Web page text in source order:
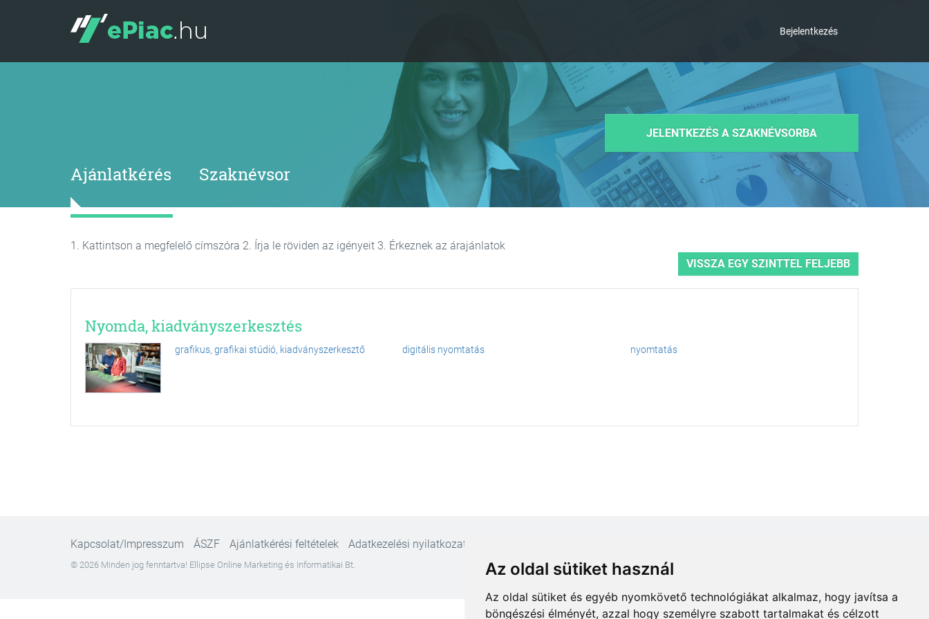
Az oldal sütiket használ
Az oldal sütiket és egyéb nyomkövető technológiákat alkalmaz, hogy javítsa a
böngészési élményét, azzal hogy személyre szabott tartalmakat és célzott
Bejelentkezés
Ajánlatkérés Szaknévsor
JELENTKEZÉS A SZAKNÉVSORBA
VISSZA EGY SZINTTEL FELJEBB
1. Kattintson a megfelelő címszóra 2. Írja le röviden az igényeit 3. Érkeznek az árajánlatok
Nyomda, kiadványszerkesztés
grafikus, grafikai stúdió, kiadványszerkesztő digitális nyomtatás nyomtatás
Kapcsolat/Impresszum ÁSZF Ajánlatkérési feltételek Adatkezelési nyilatkozat
© 2026 Minden jog fenntartva! Ellipse Online Marketing és Informatikai Bt.